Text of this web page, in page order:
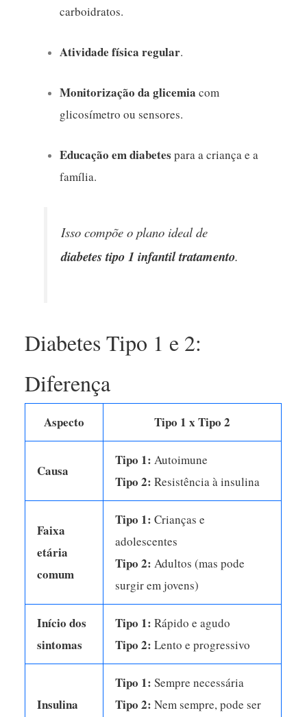
carboidratos.
Atividade física regular.
Monitorização da glicemia com
glicosímetro ou sensores.
Educação em diabetes para a criança e a
família.
Isso compõe o plano ideal de
diabetes tipo 1 infantil tratamento.
Diabetes Tipo 1 e 2:
Diferença
Aspecto Tipo 1 x Tipo 2
Causa
Tipo 1: Autoimune
Tipo 2: Resistência à insulina
Faixa
etária
comum
Tipo 1: Crianças e
adolescentes
Tipo 2: Adultos (mas pode
surgir em jovens)
Início dos
sintomas
Tipo 1: Rápido e agudo
Tipo 2: Lento e progressivo
Insulina
Tipo 1: Sempre necessária
Tipo 2: Nem sempre, pode ser